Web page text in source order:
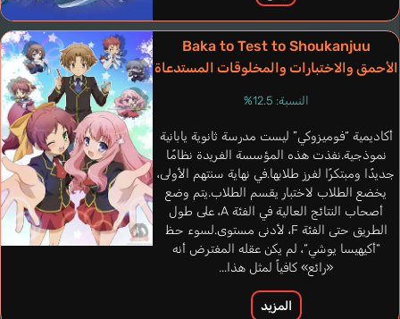
Baka to Test to Shoukanjuu
الأحمق والاختبارات والمخلوقات المستدعاة
النسبة: 12.5%
أكاديمية “فوميزوكي” ليست مدرسة ثانوية يابانية
نموذجية.نفذت هذه المؤسسة الفريدة نظامًا
جديدًا ومبتكرًا لفرز طلابها.في نهاية سنتهم الأولى،
يخضع الطلاب لاختبار يقسم الطلاب.يتم وضع
أصحاب النتائج العالية في الفئة A، على طول
الطريق حتى الفئة F، لأدنى مستوى.لسوء حظ
“أكيهيسا يوشي“، لم يكن عقله المفترض أنه
«رائع» كافياً لمثل هذا...
المزيد